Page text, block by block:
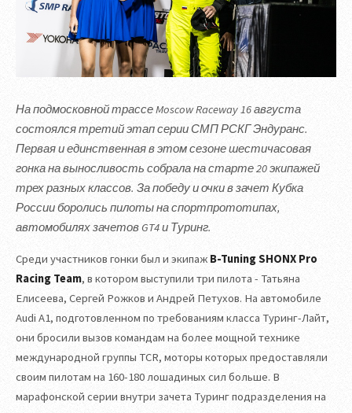
На подмосковной трассе Moscow Raceway 16 августа
состоялся третий этап серии СМП РСКГ Эндуранс.
Первая и единственная в этом сезоне шестичасовая
гонка на выносливость собрала на старте 20 экипажей
трех разных классов. За победу и очки в зачет Кубка
России боролись пилоты на спортпрототипах,
автомобилях зачетов GT4 и Туринг.
Среди участников гонки был и экипаж B-Tuning SHONX Pro
Racing Team, в котором выступили три пилота - Татьяна
Елисеева, Сергей Рожков и Андрей Петухов. На автомобиле
Audi A1, подготовленном по требованиям класса Туринг-Лайт,
они бросили вызов командам на более мощной технике
международной группы TCR, моторы которых предоставляли
своим пилотам на 160-180 лошадиных сил больше. В
марафонской серии внутри зачета Туринг подразделения на